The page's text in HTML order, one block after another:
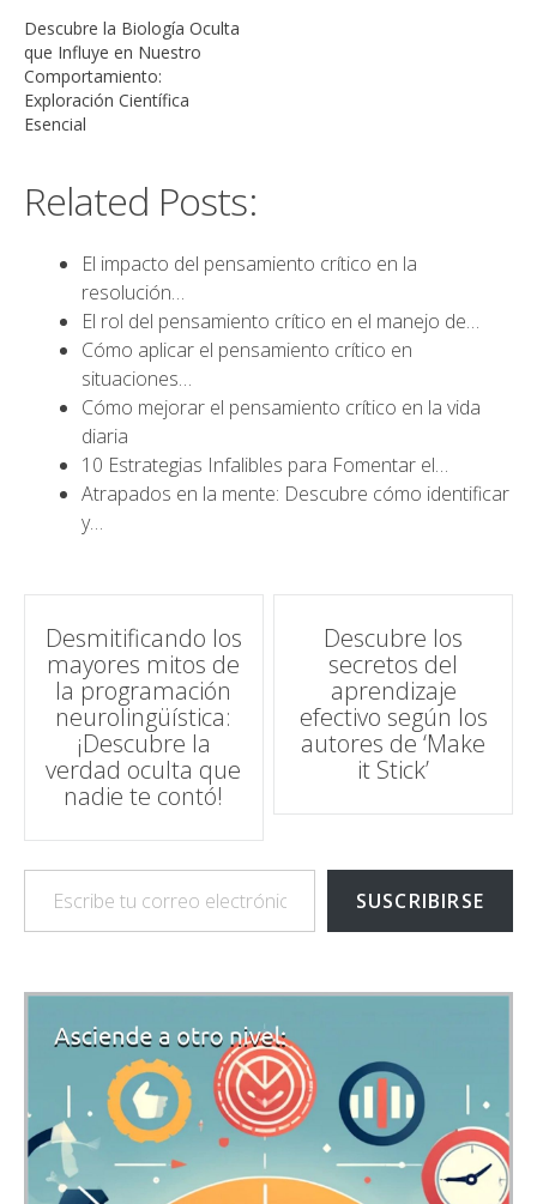
Descubre la Biología Oculta
que Influye en Nuestro
Comportamiento:
Exploración Científica
Esencial
Related Posts:
El impacto del pensamiento crítico en la
resolución…
El rol del pensamiento crítico en el manejo de…
Cómo aplicar el pensamiento crítico en
situaciones…
Cómo mejorar el pensamiento crítico en la vida
diaria
10 Estrategias Infalibles para Fomentar el…
Atrapados en la mente: Descubre cómo identificar
y…
Navegación
de
entradas
Desmitificando los
mayores mitos de
la programación
neurolingüística:
¡Descubre la
verdad oculta que
nadie te contó!
Descubre los
secretos del
aprendizaje
efectivo según los
autores de ‘Make
it Stick’
Escribe tu correo electrónico…
SUSCRIBIRSE